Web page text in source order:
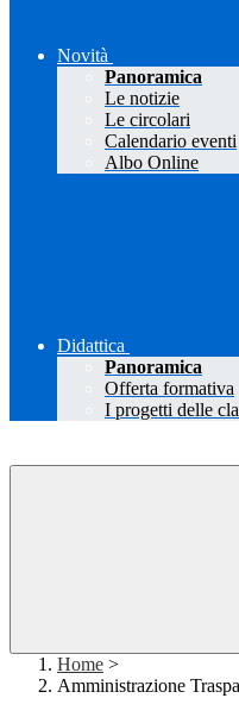
Novità
Panoramica
Le notizie
Le circolari
Calendario eventi
Albo Online
Didattica
Panoramica
Offerta formativa
I progetti delle
Home >
Amministrazione